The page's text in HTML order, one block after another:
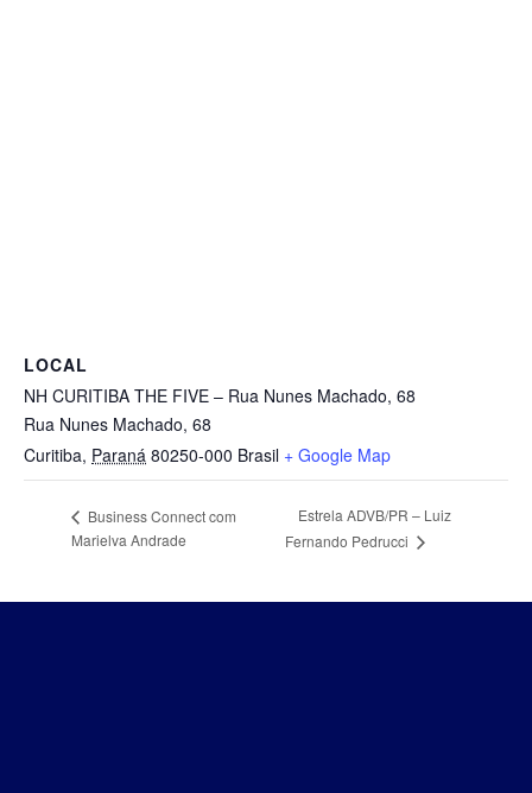
LOCAL
NH CURITIBA THE FIVE – Rua Nunes Machado, 68
Rua Nunes Machado, 68
Curitiba, Paraná 80250-000 Brasil + Google Map
Business Connect com
Marielva Andrade
Estrela ADVB/PR – Luiz
Fernando Pedrucci